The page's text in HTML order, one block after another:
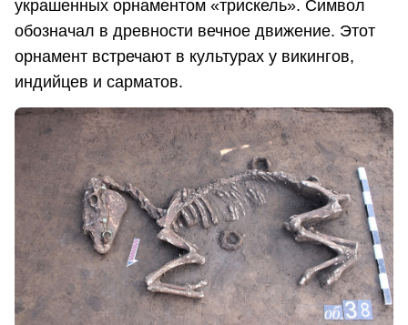
украшенных орнаментом «трискель». Символ
обозначал в древности вечное движение. Этот
орнамент встречают в культурах у викингов,
индийцев и сарматов.